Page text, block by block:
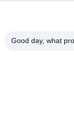
Good day, what